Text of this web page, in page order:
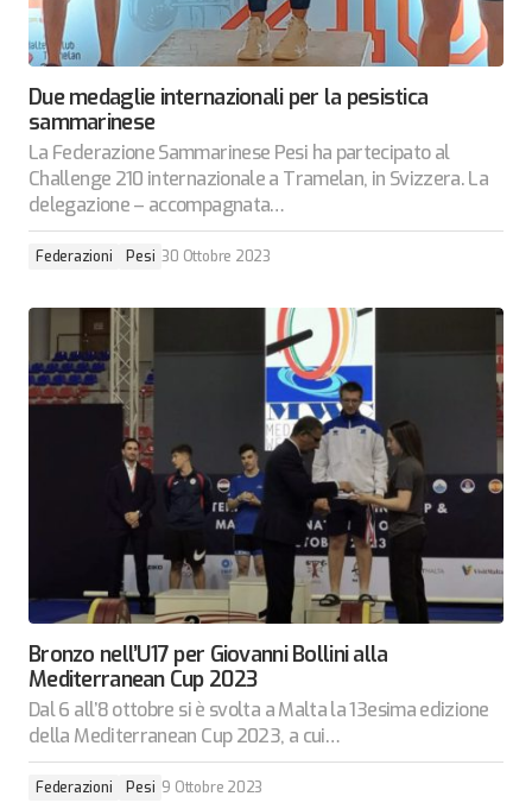
Due medaglie internazionali per la pesistica
sammarinese
La Federazione Sammarinese Pesi ha partecipato al
Challenge 210 internazionale a Tramelan, in Svizzera. La
delegazione – accompagnata…
Federazioni Pesi 30 Ottobre 2023
Bronzo nell’U17 per Giovanni Bollini alla
Mediterranean Cup 2023
Dal 6 all’8 ottobre si è svolta a Malta la 13esima edizione
della Mediterranean Cup 2023, a cui…
Federazioni Pesi 9 Ottobre 2023